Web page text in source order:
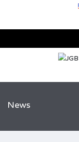
News